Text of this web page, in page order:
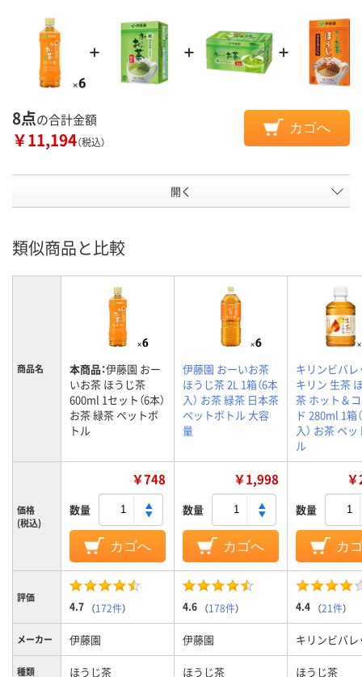
8点の合計金額
￥11,194（税込）
カゴへ
開く
類似商品と比較
商品名 本商品：伊藤園 おー
いお茶 ほうじ茶
600ml 1セット（6本）
お茶 緑茶 ペットボ
トル
伊藤園 おーいお茶
ほうじ茶 2L 1箱（6本
入） お茶 緑茶 日本茶
ペットボトル 大容
量
キリンビバレ
キリン 生茶
茶 ホット＆
ド 280ml 1箱
入） お茶 ペ
ル
価格
(税込)
￥748
数量
カゴへ
￥1,998
数量
カゴへ
数量
カ
評価
4.7 （172件） 4.6 （178件） 4.4 （21件）
メーカー 伊藤園 伊藤園 キリンビバレ
種類 ほうじ茶 ほうじ茶 ほうじ茶